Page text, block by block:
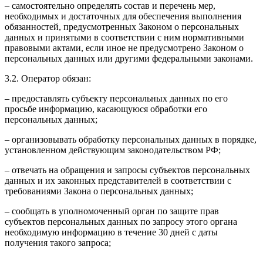
– самостоятельно определять состав и перечень мер,
необходимых и достаточных для обеспечения выполнения
обязанностей, предусмотренных Законом о персональных
данных и принятыми в соответствии с ним нормативными
правовыми актами, если иное не предусмотрено Законом о
персональных данных или другими федеральными законами.
3.2. Оператор обязан:
– предоставлять субъекту персональных данных по его
просьбе информацию, касающуюся обработки его
персональных данных;
– организовывать обработку персональных данных в порядке,
установленном действующим законодательством РФ;
– отвечать на обращения и запросы субъектов персональных
данных и их законных представителей в соответствии с
требованиями Закона о персональных данных;
– сообщать в уполномоченный орган по защите прав
субъектов персональных данных по запросу этого органа
необходимую информацию в течение 30 дней с даты
получения такого запроса;